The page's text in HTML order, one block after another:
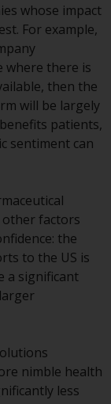
23.
12,
whose impact
For example,
where there is
then the
will be largely
patients,
sentiment can
other factors
the
to the US is
a significant
nimble health
less